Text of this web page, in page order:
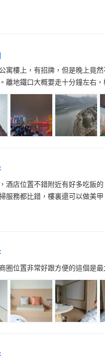
寓樓上，有招牌，但是晚上竟
離地鐵口大概要走十分鐘左右
酒店位置不錯附近有好多吃飯
服務都比錯，樓裏還可以做美
圈位置非常好跟方便的這個是